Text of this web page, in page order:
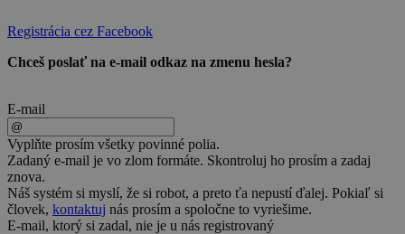
Registrácia cez Facebook
Chceš poslať na e-mail odkaz na zmenu hesla?
E-mail
Vyplňte prosím všetky povinné polia.
Zadaný e-mail je vo zlom formáte. Skontroluj ho prosím a zadaj
znova.
Náš systém si myslí, že si robot, a preto ťa nepustí ďalej. Pokiaľ si
človek, kontaktuj nás prosím a spoločne to vyriešime.
E-mail, ktorý si zadal, nie je u nás registrovaný